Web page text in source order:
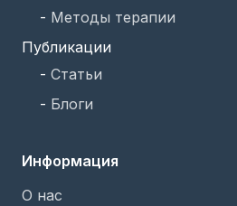
- Методы терапии
Публикации
- Статьи
- Блоги
Информация
О нас